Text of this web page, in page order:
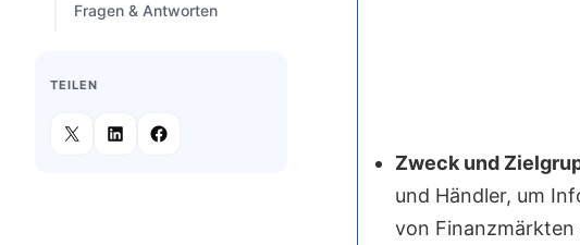
Zweck und
und Händler, um
von Finanzmärkten
TEILEN
Fragen & Antworten